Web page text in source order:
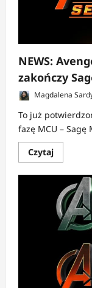
rolą
Wars?
NEWS:
zakończy
Magdalena
To już
fazę MCU –
CzytajDowiedz
się
o
NEWS:
Secret
Wars
oficjalnie
zakończy